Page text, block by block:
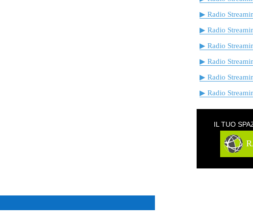
▶ Radio
▶ Radio
▶ Radio
▶ Radio
▶ Radio
▶ Radio
IL TUO